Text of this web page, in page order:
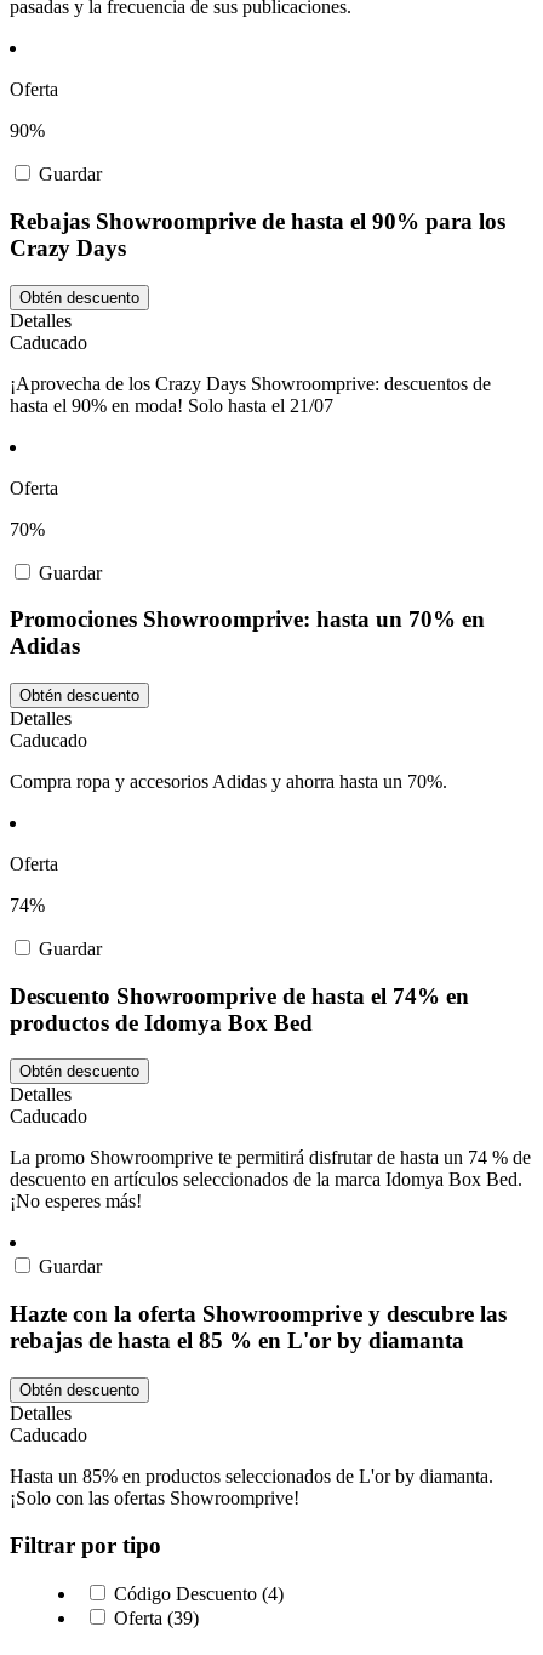
pasadas y la frecuencia de sus publicaciones.
Oferta
90%
Guardar
Rebajas Showroomprive de hasta el 90% para los
Crazy Days
Obtén descuento
Detalles
Caducado
¡Aprovecha de los Crazy Days Showroomprive: descuentos de
hasta el 90% en moda! Solo hasta el 21/07
Oferta
70%
Guardar
Promociones Showroomprive: hasta un 70% en
Adidas
Obtén descuento
Detalles
Caducado
Compra ropa y accesorios Adidas y ahorra hasta un 70%.
Oferta
74%
Guardar
Descuento Showroomprive de hasta el 74% en
productos de Idomya Box Bed
Obtén descuento
Detalles
Caducado
La promo Showroomprive te permitirá disfrutar de hasta un 74 % de
descuento en artículos seleccionados de la marca Idomya Box Bed.
¡No esperes más!
Guardar
Hazte con la oferta Showroomprive y descubre las
rebajas de hasta el 85 % en L'or by diamanta
Obtén descuento
Detalles
Caducado
Hasta un 85% en productos seleccionados de L'or by diamanta.
¡Solo con las ofertas Showroomprive!
Filtrar por tipo
Código Descuento (4)
Oferta (39)